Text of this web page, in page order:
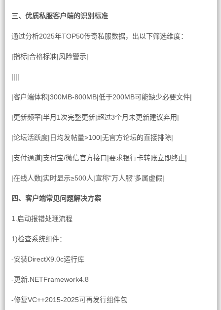
三、优质私服客户端的识别标准
通过分析2025年TOP50传奇私服数据，出以下筛选维度：
|指标|合格标准|风险警示|
||||
|客户端体积|300MB-800MB|低于200MB可能缺少必要文件|
|更新频率|半月1次完整更新|超过3个月未更新建议弃用|
|论坛活跃度|日均发帖量>100|无官方论坛的直接排除|
|支付通道|支付宝/微信官方接口|要求银行卡转账立即终止|
|在线人数|实时显示≥500人|宣称"万人服"多属虚假|
四、客户端常见问题解决方案
1.启动报错处理流程
1)检查系统组件：
-安装DirectX9.0c运行库
-更新.NETFramework4.8
-修复VC++2015-2025可再发行组件包